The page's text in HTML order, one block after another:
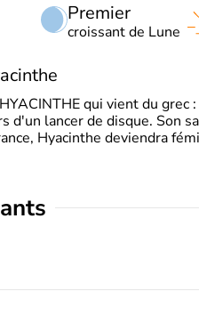
Premier
croissant de Lune
qui vient du grec
d'un lancer de disque. Son
Hyacinthe deviendra